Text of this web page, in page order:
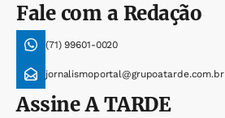
Fale com a Redação
(71) 99601-0020
jornalismoportal@grupoatarde.com.br
AssineA TARDE